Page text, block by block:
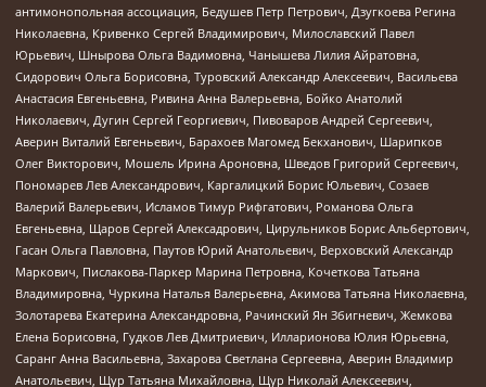
антимонопольная ассоциация, Бедушев Петр Петрович, Дзугкоева Регина
Николаевна, Кривенко Сергей Владимирович, Милославский Павел
Юрьевич, Шнырова Ольга Вадимовна, Чанышева Лилия Айратовна,
Сидорович Ольга Борисовна, Туровский Александр Алексеевич, Васильева
Анастасия Евгеньевна, Ривина Анна Валерьевна, Бойко Анатолий
Николаевич, Дугин Сергей Георгиевич, Пивоваров Андрей Сергеевич,
Аверин Виталий Евгеньевич, Барахоев Магомед Бекханович, Шарипков
Олег Викторович, Мошель Ирина Ароновна, Шведов Григорий Сергеевич,
Пономарев Лев Александрович, Каргалицкий Борис Юльевич, Созаев
Валерий Валерьевич, Исламов Тимур Рифгатович, Романова Ольга
Евгеньевна, Щаров Сергей Алексадрович, Цирульников Борис Альбертович,
Гасан Ольга Павловна, Паутов Юрий Анатольевич, Верховский Александр
Маркович, Пислакова-Паркер Марина Петровна, Кочеткова Татьяна
Владимировна, Чуркина Наталья Валерьевна, Акимова Татьяна Николаевна,
Золотарева Екатерина Александровна, Рачинский Ян Збигневич, Жемкова
Елена Борисовна, Гудков Лев Дмитриевич, Илларионова Юлия Юрьевна,
Саранг Анна Васильевна, Захарова Светлана Сергеевна, Аверин Владимир
Анатольевич, Щур Татьяна Михайловна, Щур Николай Алексеевич,